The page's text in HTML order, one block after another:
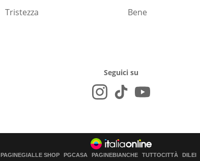
Tristezza
Bene
Seguici su
PAGINEGIALLE SHOP PGCASA PAGINEBIANCHE TUTTOCITTÀ DILEI